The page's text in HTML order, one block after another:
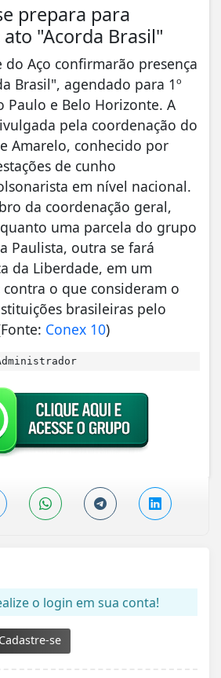
prepara para
"Acorda Brasil"
do Aço confirmarão presença
Brasil", agendado para 1º
Paulo e Belo Horizonte. A
pela coordenação do
Amarelo, conhecido por
de cunho
em nível nacional.
da coordenação geral,
uma parcela do grupo
Paulista, outra se fará
da Liberdade, em um
o que consideram o
brasileiras pelo
Conex 10)
o login em sua conta!
Cadastre-se